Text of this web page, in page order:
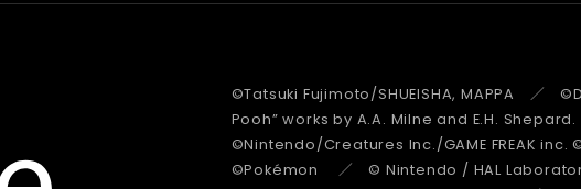
©Tatsuki Fujimoto/SHUEISHA, MAPPA ／
Pooh” works by A.A. Milne and E.H.
©Nintendo/Creatures Inc./GAME FREAK inc.
©Pokémon ／ © Nintendo / HAL